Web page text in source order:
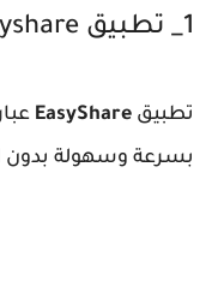
1_ تطبيق Easyshare :
تطبيق EasyShare
بسرعة وسهولة بدون